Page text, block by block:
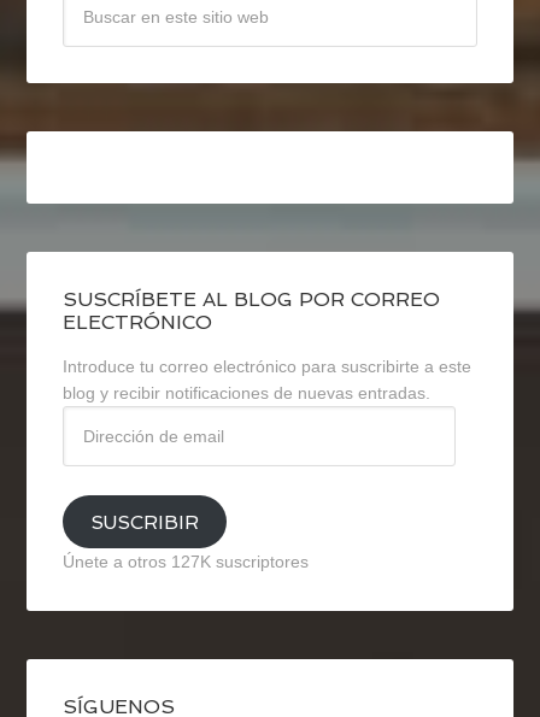
SUSCRÍBETE AL BLOG POR CORREO
ELECTRÓNICO
Introduce tu correo electrónico para suscribirte a este
blog y recibir notificaciones de nuevas entradas.
email
SUSCRIBIR
Únete a otros 127K suscriptores
SÍGUENOS